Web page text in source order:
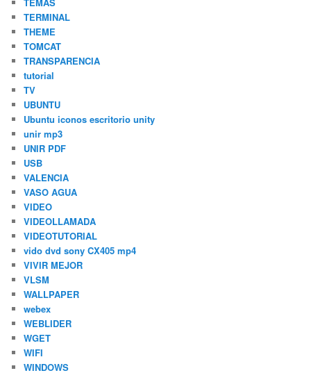
TERMINAL
THEME
TOMCAT
TRANSPARENCIA
tutorial
TV
UBUNTU
Ubuntu iconos escritorio unity
unir mp3
UNIR PDF
USB
VALENCIA
VASO AGUA
VIDEO
VIDEOLLAMADA
VIDEOTUTORIAL
vido dvd sony CX405 mp4
VIVIR MEJOR
VLSM
WALLPAPER
webex
WEBLIDER
WGET
WIFI
WINDOWS